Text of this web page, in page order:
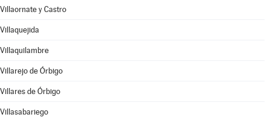
Villaornate y Castro
Villaquejida
Villaquilambre
Villarejo de Órbigo
Villares de Órbigo
Villasabariego